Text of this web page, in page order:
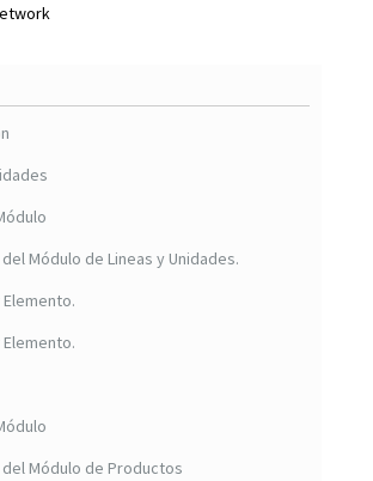
Módulo de Lineas y Unidades.
Elemento.
Módulo de Productos